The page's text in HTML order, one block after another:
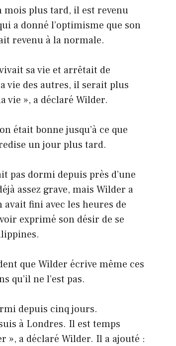
mois plus tard, il est revenu
a donné l’optimisme que son
revenu à la normale.
sa vie et arrêtait de
vie des autres, il serait plus
vie », a déclaré Wilder.
était bonne jusqu’à ce que
un jour plus tard.
pas dormi depuis près d’une
assez grave, mais Wilder a
avait fini avec les heures de
exprimé son désir de se
que Wilder écrive même ces
qu’il ne l’est pas.
depuis cinq jours.
à Londres. Il est temps
», a déclaré Wilder. Il a ajouté :